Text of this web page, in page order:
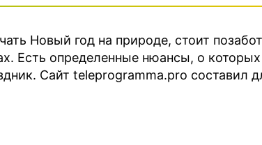
Новый год на природе, стоит
Есть определенные нюансы, о
Сайт teleprogramma.pro составил